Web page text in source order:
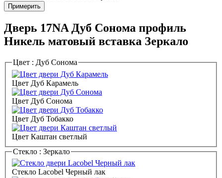
Примерить
Дверь 17NA Дуб Сонома профиль
Никель матовый вставка Зеркало
Цвет : Дуб Сонома
Цвет Дуб Карамель
Цвет Дуб Сонома
Цвет Дуб Тобакко
Цвет Каштан светлый
Стекло : Зеркало
Стекло Lacobel Черный лак